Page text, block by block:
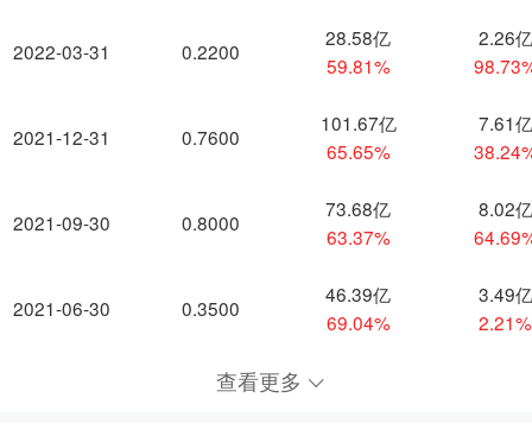
2022-03-31
2021-12-31
2021-09-30
2021-06-30
0.2200
28.58亿
59.81%
2.26亿
0.7600
101.67亿
65.65%
7.61亿
0.8000
73.68亿
63.37%
8.02亿
0.3500
46.39亿
69.04%
3.49亿
2.21%
查看更多